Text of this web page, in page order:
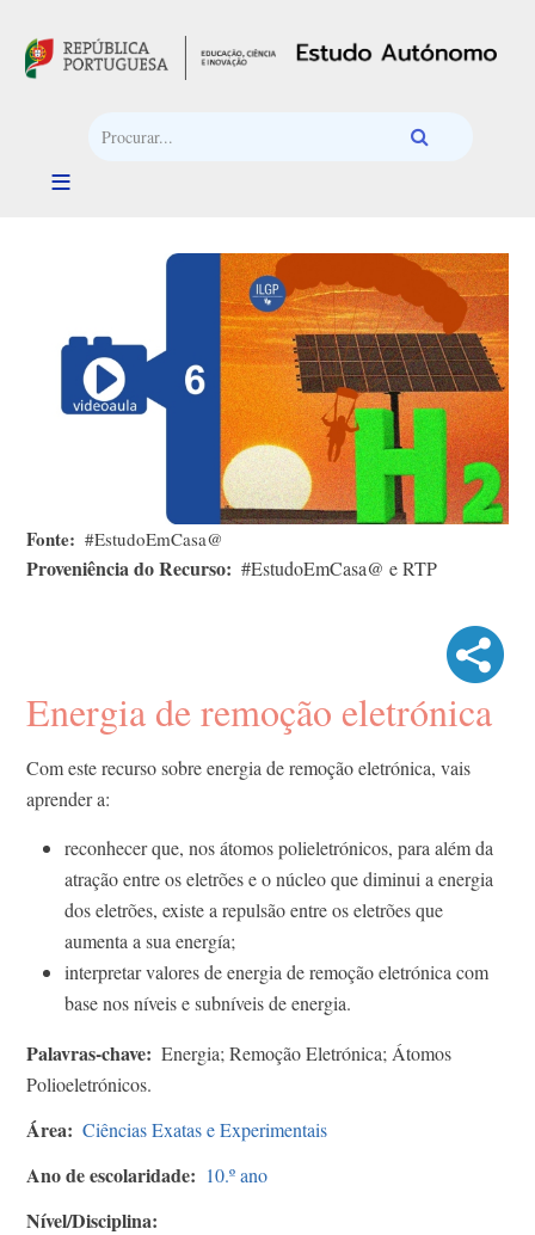
Fonte #EstudoEmCasa@
Proveniência do Recurso #EstudoEmCasa@ e RTP
Energia de remoção eletrónica
Com este recurso sobre energia de remoção eletrónica, vais
aprender a:
reconhecer que, nos átomos polieletrónicos, para além da
atração entre os eletrões e o núcleo que diminui a energia
dos eletrões, existe a repulsão entre os eletrões que
aumenta a sua energía;
interpretar valores de energia de remoção eletrónica com
base nos níveis e subníveis de energia.
Palavras-chave
Energia; Remoção Eletrónica; Átomos
Polioeletrónicos.
Área Ciências Exatas e Experimentais
Ano de escolaridade 10.º ano
Nível/Disciplina